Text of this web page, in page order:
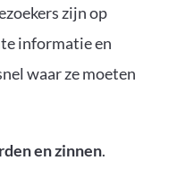
zijn op
informatie en
waar ze moeten
en zinnen.